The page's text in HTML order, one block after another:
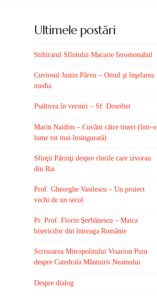
Ultimele postări
Stihirarul Sfîntului Macarie Ieromonahul
Cuviosul Justin Pârvu – Omul şi înşelarea
media
Psaltirea în versuri – Sf. Dosoftei
Marin Naidim – Cuvânt către tineri (într-o
lume tot mai însingurată)
Sfinţii Părinţi despre rîurile care izvorau
din Rai
Prof. Gheorghe Vasilescu – Un proiect
vechi de un secol
Pr. Prof. Florin Şerbănescu – Maica
bisericilor din întreaga Românie
Scrisoarea Mitropolitului Visarion Puiu
despre Catedrala Mântuirii Neamului
Despre dialog